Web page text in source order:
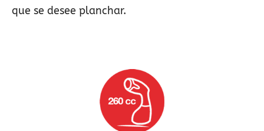
que se desee planchar.